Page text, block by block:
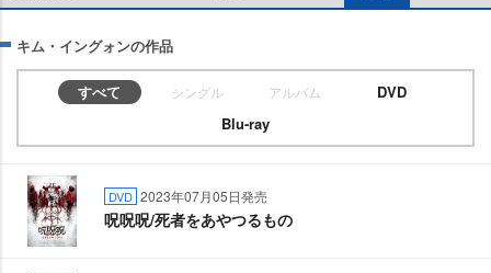
キム・イングォンの作品
すべて シングル アルバム
DVD
Blu-ray
DVD 2023年07月05日発売
呪呪呪/死者をあやつるもの